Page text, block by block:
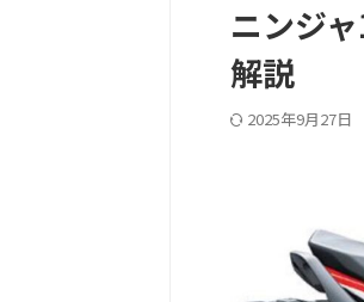
ニンジ
解説
2025年9月27日